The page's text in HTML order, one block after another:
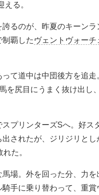
る。
るのが、昨夏のキーンラ
覇した ヴェントヴォーチ
て道中は中団後方を追走
を尻目にうまく抜け出し
プリンターズSへ。好ス
されたが、ジリジリとし
た。
場。外を回った分、力を
手に乗り替わって、重